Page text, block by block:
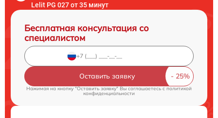
Lelit PG 027 от 35 минут
Бесплатная консультация со
специалистом
Оставить заявку
Нажимая на кнопку "Оставить заявку" Вы соглашаетесь cполитикой
конфиденциальности